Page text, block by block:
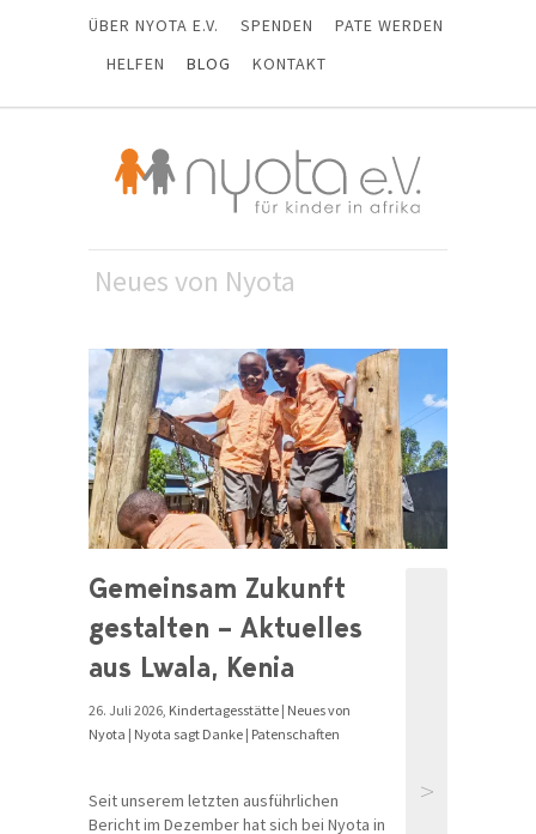
ÜBER NYOTA E.V. SPENDEN
PATE WERDEN
HELFEN
BLOG KONTAKT
Neues von Nyota
Gemeinsam Zukunft
gestalten – Aktuelles
aus Lwala, Kenia
26. Juli 2026, Kindertagesstätte | Neues von
Nyota | Nyota sagt Danke | Patenschaften
Seit unserem letzten ausführlichen
Bericht im Dezember hat sich bei Nyota in
>